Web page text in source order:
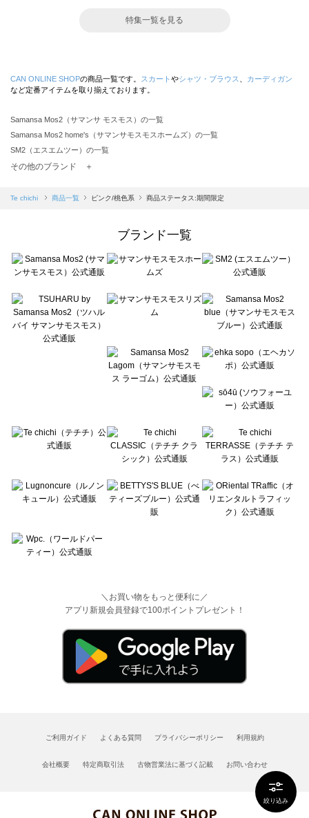
絞り込み
特集一覧を見る
CAN ONLINE SHOPの商品一覧です。 スカート やシャツ・ブラウス
カーディガン
など定番アイテムを取り揃えております。
Samansa Mos2（サマンサ モスモス）の一覧
Samansa Mos2 home's（サマンサモスモスホームズ）の一覧
SM2（エスエムツー）の一覧
TSUHARU by Samansa Mos2（ツハルバイサマンサモスモス）の一覧
Samansa Mos2 blue（サマンサモスモス ブルー）の一覧
Te chichi（テチチ）の一覧
Te chichi CLASSIC（テチチ クラシック）の一覧
Lugnoncure（ルノンキュール）の一覧
BETTY'S BLUE（べティーズブルー）の一覧
Wpc.（ワールドパーティー）の一覧
その他のブランド ＋
Te chichi 商品一覧 ピンク/桃色系 商品ステータス:期間限定
ブランド一覧
＼お買い物をもっと便利に／
アプリ新規会員登録で100ポイントプレゼント！
ご利用ガイド よくある質問 プライバシーポリシー 利用規約
会社概要 特定商取引法 古物営業法に基づく記載 お問い合わせ